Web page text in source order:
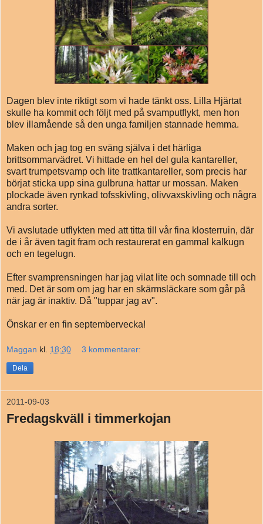
Dagen blev inte riktigt som vi hade tänkt oss. Lilla Hjärtat
skulle ha kommit och följt med på svamputflykt, men hon
blev illamående så den unga familjen stannade hemma.
Maken och jag tog en sväng själva i det härliga
brittsommarvädret. Vi hittade en hel del gula kantareller,
svart trumpetsvamp och lite trattkantareller, som precis har
börjat sticka upp sina gulbruna hattar ur mossan. Maken
plockade även rynkad tofsskivling, olivvaxskivling och några
andra sorter.
Vi avslutade utflykten med att titta till vår fina klosterruin, där
de i år även tagit fram och restaurerat en gammal kalkugn
och en tegelugn.
Efter svamprensningen har jag vilat lite och somnade till och
med. Det är som om jag har en skärmsläckare som går på
när jag är inaktiv. Då "tuppar jag av".
Önskar er en fin septembervecka!
Maggan kl. 18:30 3 kommentarer:
Dela
2011-09-03
Fredagskväll i timmerkojan